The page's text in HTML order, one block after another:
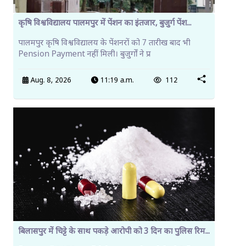
कृषि विश्वविद्यालय पालमपुर में पेंशन का इंतजार, बुजुर्ग पेंश...
पालमपुर कृषि विश्वविद्यालय के पेंशनरों को 7 तारीख बाद भी
Pension Payment नहीं मिली। बुजुर्गों ने प्र
Aug. 8, 2026 11:19 a.m. 112
बिलासपुर में चिट्टे के साथ पकड़े आरोपी को 3 दिन का पुलिस रिम...